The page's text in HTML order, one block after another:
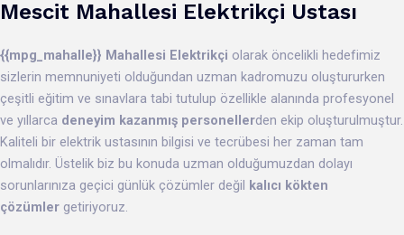
Mescit Mahallesi Elektrikçi Ustası
{{mpg_mahalle}} Mahallesi Elektrikçi olarak öncelikli hedefimiz
sizlerin memnuniyeti olduğundan uzman kadromuzu oluştururken
çeşitli eğitim ve sınavlara tabi tutulup özellikle alanında profesyonel
ve yıllarca deneyim kazanmış personellerden ekip oluşturulmuştur.
Kaliteli bir elektrik ustasının bilgisi ve tecrübesi her zaman tam
olmalıdır. Üstelik biz bu konuda uzman olduğumuzdan dolayı
sorunlarınıza geçici günlük çözümler değil kalıcı kökten
çözümler getiriyoruz.